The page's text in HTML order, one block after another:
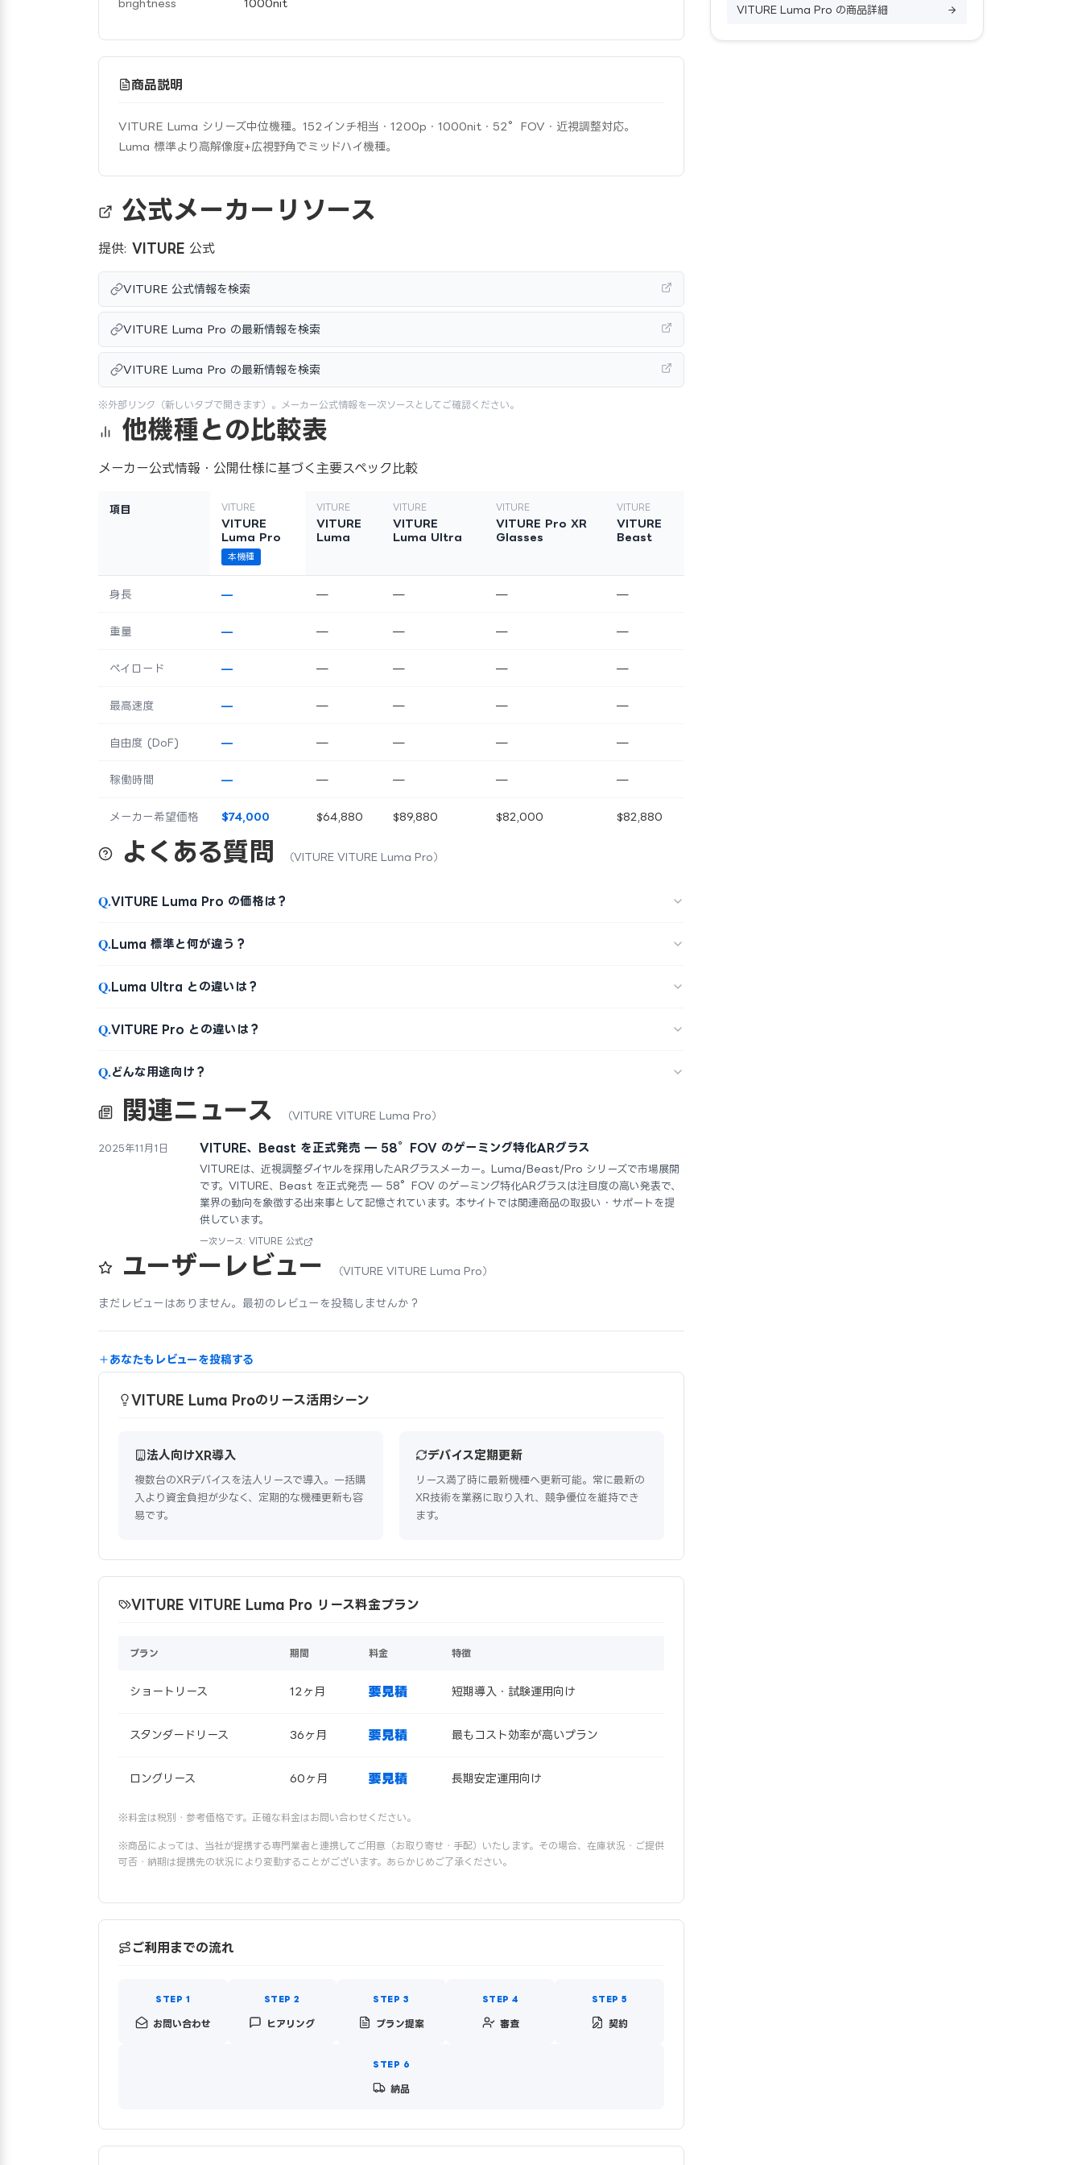
brightness 1000nit
商品説明
VITURE Luma シリーズ中位機種。152インチ相当・1200p・1000nit・52°FOV・近視調整対応。
Luma 標準より高解像度+広視野角でミッドハイ機種。
公式メーカーリソース
提供: VITURE 公式
VITURE 公式情報を検索
VITURE Luma Pro の最新情報を検索
VITURE Luma Pro の最新情報を検索
※外部リンク（新しいタブで開きます）。メーカー公式情報を一次ソースとしてご確認ください。
他機種との比較表
メーカー公式情報・公開仕様に基づく主要スペック比較
項目 VITURE
VITURE
Luma Pro
本機種
VITURE
VITURE
Luma
VITURE
VITURE
Luma Ultra
VITURE
VITURE Pro XR
Glasses
VITURE
VITURE
Beast
身長 — — — — —
重量 — — — — —
ペイロード — — — — —
最高速度 — — — — —
自由度 (DoF) — — — — —
稼働時間 — — — — —
メーカー希望価格 $74,000 $64,880 $89,880 $82,000 $82,880
よくある質問 （VITURE VITURE Luma Pro）
Q.VITURE Luma Pro の価格は？
Q.Luma 標準と何が違う？
Q.Luma Ultra との違いは？
Q.VITURE Pro との違いは？
Q.どんな用途向け？
関連ニュース （VITURE VITURE Luma Pro）
2025年11月1日 VITURE、Beast を正式発売 — 58°FOV のゲーミング特化ARグラス
VITUREは、近視調整ダイヤルを採用したARグラスメーカー。Luma/Beast/Pro シリーズで市場展開
です。VITURE、Beast を正式発売 — 58°FOV のゲーミング特化ARグラスは注目度の高い発表で、
業界の動向を象徴する出来事として記憶されています。本サイトでは関連商品の取扱い・サポートを提
供しています。
一次ソース: VITURE 公式
ユーザーレビュー （VITURE VITURE Luma Pro）
まだレビューはありません。最初のレビューを投稿しませんか？
あなたもレビューを投稿する
VITURE Luma Proのリース活用シーン
法人向けXR導入
複数台のXRデバイスを法人リースで導入。一括購
入より資金負担が少なく、定期的な機種更新も容
易です。
デバイス定期更新
リース満了時に最新機種へ更新可能。常に最新の
XR技術を業務に取り入れ、競争優位を維持でき
ます。
VITURE VITURE Luma Pro リース料金プラン
プラン 期間 料金 特徴
ショートリース 12ヶ月 要見積 短期導入・試験運用向け
スタンダードリース 36ヶ月 要見積 最もコスト効率が高いプラン
ロングリース 60ヶ月 要見積 長期安定運用向け
※料金は税別・参考価格です。正確な料金はお問い合わせください。
※商品によっては、当社が提携する専門業者と連携してご用意（お取り寄せ・手配）いたします。その場合、在庫状況・ご提供
可否・納期は提携先の状況により変動することがございます。あらかじめご了承ください。
ご利用までの流れ
お問い合わせ ヒアリング プラン提案 審査 契約
納品
VITURE Luma Pro の商品詳細